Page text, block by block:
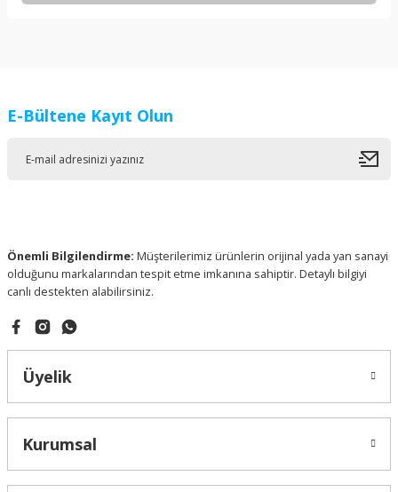
Ürün resmi kalitesiz, bozuk veya görüntülenemiyor.
E-Bültene Kayıt Olun
Önemli Bilgilendirme: Müşterilerimiz ürünlerin orijinal yada yan sanayi
olduğunu markalarından tespit etme imkanına sahiptir. Detaylı bilgiyi
canlı destekten alabilirsiniz.
Üyelik
Kurumsal